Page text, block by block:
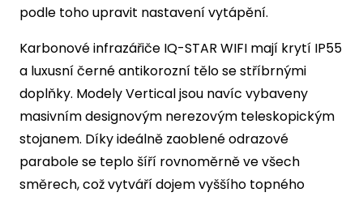
podle toho upravit nastavení vytápění.
Karbonové infrazářiče IQ-STAR WIFI mají krytí IP55
a luxusní černé antikorozní tělo se stříbrnými
doplňky. Modely Vertical jsou navíc vybaveny
masivním designovým nerezovým teleskopickým
stojanem. Díky ideálně zaoblené odrazové
parabole se teplo šíří rovnoměrně ve všech
směrech, což vytváří dojem vyššího topného